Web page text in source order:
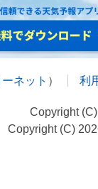
ネット ） 利
Copyright
Copyright (C)